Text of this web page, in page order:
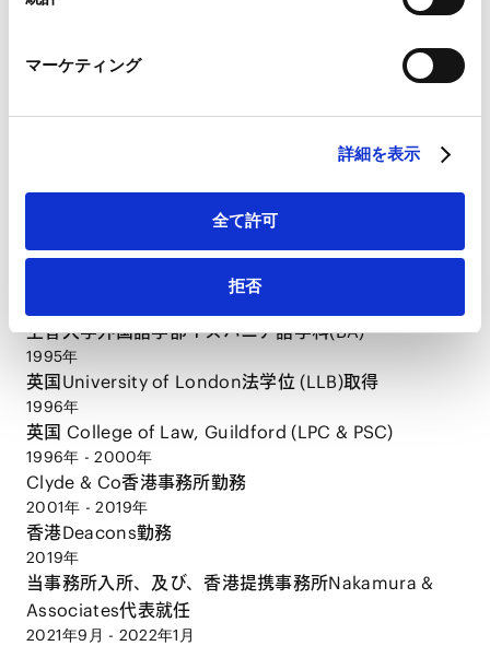
外部サイト）
LinkedIn プライバシーポリシー（
HubSpot プライバシーポリシー（外部サイト）
マーケティング
詳細を表示
全て許可
拒否
1979年
上智大学外国語学部イスパニア語学科(BA)
1995年
英国University of London法学位 (LLB)取得
1996年
英国 College of Law, Guildford (LPC & PSC)
1996年 - 2000年
Clyde & Co香港事務所勤務
2001年 - 2019年
香港Deacons勤務
2019年
当事務所入所、及び、香港提携事務所Nakamura &
Associates代表就任
2021年9月 - 2022年1月